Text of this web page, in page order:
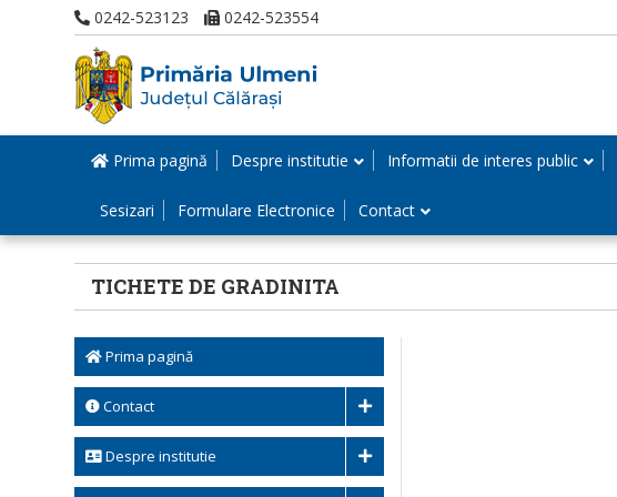
0242-523123 0242-523554
Prima pagină Despre institutie Informatii de interes public
Sesizari Formulare Electronice Contact
TICHETE DE GRADINITA
Prima pagină
Contact
Despre institutie